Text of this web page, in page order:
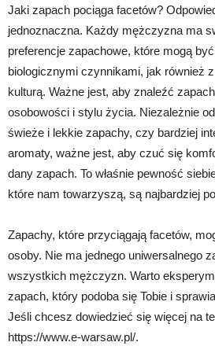
Jaki zapach pociąga facetów?
jednoznaczna. Każdy mężczyzna ma
preferencje zapachowe, które mogą
biologicznymi czynnikami, jak również
kulturą. Ważne jest, aby znaleźć
osobowości i stylu życia. Niezależnie
świeże i lekkie zapachy, czy bardziej
aromaty, ważne jest, aby czuć się
dany zapach. To właśnie pewność
które nam towarzyszą, są najbardziej
Zapachy, które przyciągają facetów,
osoby. Nie ma jednego uniwersalnego
wszystkich mężczyzn. Warto
zapach, który podoba się Tobie i
Jeśli chcesz dowiedzieć się więcej na
https://www.e-warsaw.pl/.